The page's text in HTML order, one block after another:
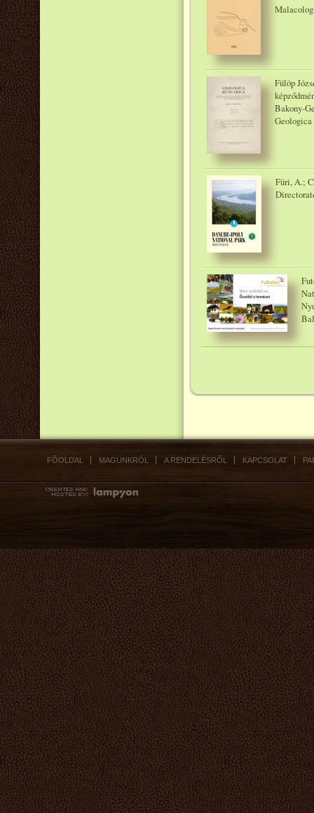
Fülöp
Bakony-
Geologica
Füri, A.;
FŐOLDAL MAGUNKRÓL A RENDELÉSRŐL KAPCSOLAT